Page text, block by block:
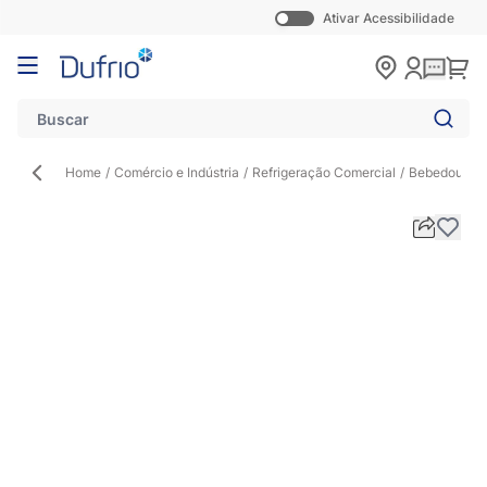
Ativar Acessibilidade
Pular para o conteúdo
Home / Comércio e Indústria / Refrigeração Comercial / Bebedouro